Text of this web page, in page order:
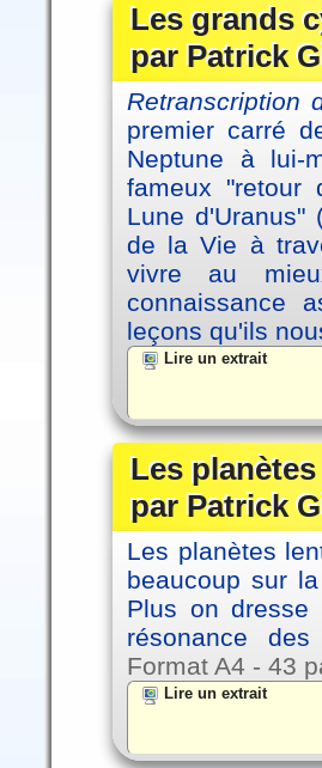
Les grands
par Patrick
Retranscription
premier carré
Neptune à lui-
fameux "retour
Lune d'Uranus"
de la Vie à
vivre au
connaissance
leçons qu'ils
Lire un extrait
Les
par Patrick
Les planètes
beaucoup sur
Plus on dresse
résonance
Format A4 - 43
Lire un extrait